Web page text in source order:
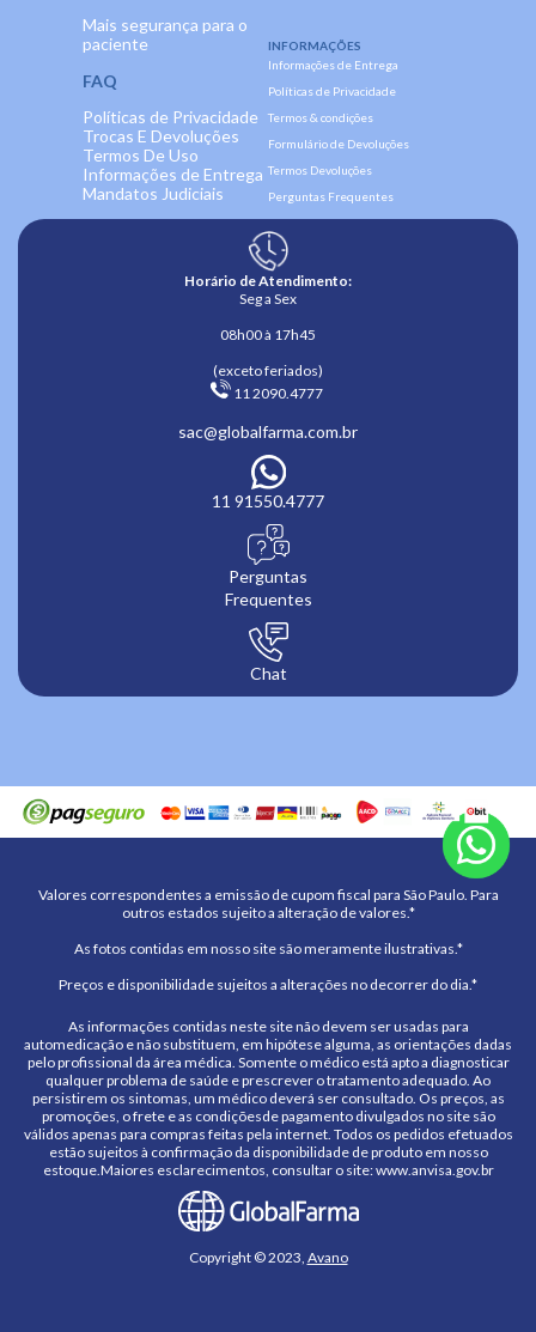
Mais segurança para o
paciente
FAQ
Políticas de Privacidade
Trocas E Devoluções
Termos De Uso
Informações de Entrega
Mandatos Judiciais
INFORMAÇÕES
Informações de Entrega
Políticas de Privacidade
Termos & condições
Formulário de Devoluções
Termos Devoluções
Perguntas Frequentes
Horário de Atendimento:
Seg a Sex
08h00 à 17h45
(exceto feriados)
11 2090.4777
sac@globalfarma.com.br
11 91550.4777
Perguntas
Frequentes
Chat
Valores correspondentes a emissão de cupom fiscal para São Paulo. Para
outros estados sujeito a alteração de valores.*
As fotos contidas em nosso site são meramente ilustrativas.*
Preços e disponibilidade sujeitos a alterações no decorrer do dia.*
As informações contidas neste site não devem ser usadas para
automedicação e não substituem, em hipótese alguma, as orientações dadas
pelo profissional da área médica. Somente o médico está apto a diagnosticar
qualquer problema de saúde e prescrever o tratamento adequado. Ao
persistirem os sintomas, um médico deverá ser consultado. Os preços, as
promoções, o frete e as condiçõesde pagamento divulgados no site são
válidos apenas para compras feitas pela internet. Todos os pedidos efetuados
estão sujeitos à confirmação da disponibilidade de produto em nosso
estoque.Maiores esclarecimentos, consultar o site: www.anvisa.gov.br
Copyright © 2023, Avano